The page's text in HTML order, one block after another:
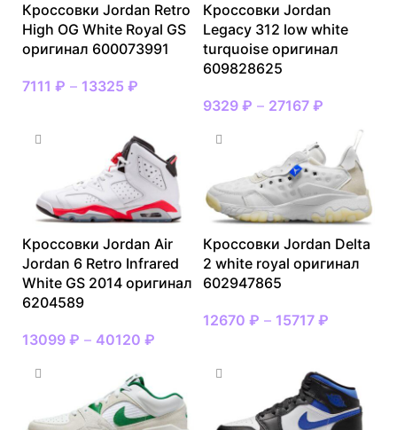
Кроссовки Jordan Retro
High OG White Royal GS
оригинал 600073991
7111 ₽ – 13325 ₽
Кроссовки Jordan
Legacy 312 low white
turquoise оригинал
609828625
9329 ₽ – 27167 ₽
Кроссовки Jordan Air
Jordan 6 Retro Infrared
White GS 2014 оригинал
6204589
13099 ₽ – 40120 ₽
Кроссовки Jordan Delta
2 white royal оригинал
602947865
12670 ₽ – 15717 ₽